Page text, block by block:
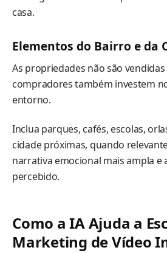
casa.
Elementos do Bairro e da
As propriedades não são
compradores também investem
entorno.
Inclua parques, cafés, escolas,
cidade próximas, quando
narrativa emocional mais ampla e
percebido.
Como a IA Ajuda a
Marketing de Vídeo